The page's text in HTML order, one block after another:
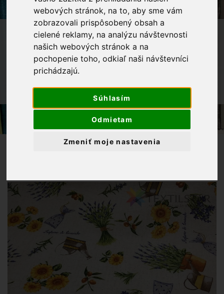
webových stránok, na to, aby sme vám
zobrazovali prispôsobený obsah a
cielené reklamy, na analýzu návštevnosti
našich webových stránok a na
pochopenie toho, odkiaľ naši návštevníci
prichádzajú.
Súhlasím
Odmietam
Zmeniť moje nastavenia
OBCHOD LÁTKY METRÁŽ
DEKORAČNÉ LÁTKY
VODEODOLNÉ LÁTKY
SLNEČNICA,LEVANDULA,OLIVY